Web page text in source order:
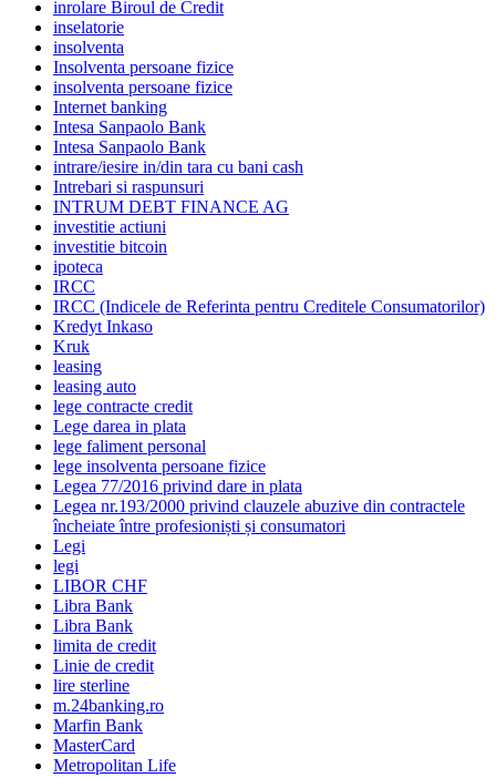
inrolare Biroul de Credit
inselatorie
insolventa
Insolventa persoane fizice
insolventa persoane fizice
Internet banking
Intesa Sanpaolo Bank
Intesa Sanpaolo Bank
intrare/iesire in/din tara cu bani cash
Intrebari si raspunsuri
INTRUM DEBT FINANCE AG
investitie actiuni
investitie bitcoin
ipoteca
IRCC
IRCC (Indicele de Referinta pentru Creditele Consumatorilor)
Kredyt Inkaso
Kruk
leasing
leasing auto
lege contracte credit
Lege darea in plata
lege faliment personal
lege insolventa persoane fizice
Legea 77/2016 privind dare in plata
Legea nr.193/2000 privind clauzele abuzive din contractele
încheiate între profesioniști și consumatori
Legi
legi
LIBOR CHF
Libra Bank
Libra Bank
limita de credit
Linie de credit
lire sterline
m.24banking.ro
Marfin Bank
MasterCard
Metropolitan Life